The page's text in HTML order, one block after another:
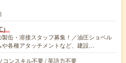
）
缶・溶接スタッフ募集！／油圧ショベル
や各種アタッチメントなど、建設…
コンスキル不要 / 英語力不要